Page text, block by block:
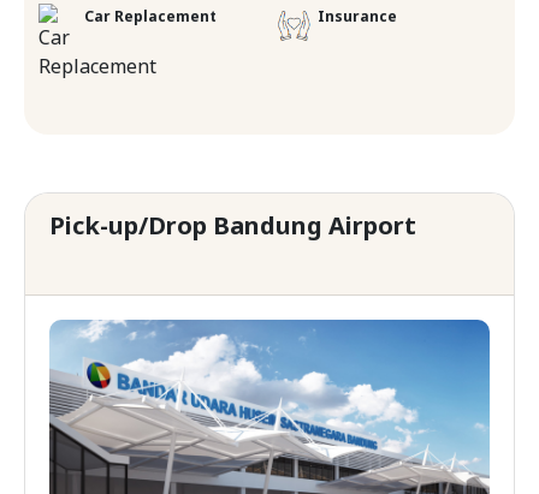
Car Replacement Insurance
Pick-up/Drop Bandung Airport